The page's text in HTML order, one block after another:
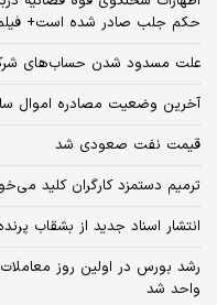
حکم جلب صادر شده است+
علت مسدود شدن حساب‌های
آخرین وضعیت مصادره اموال
قیمت نفت صعودی شد
ترمیم دستمزد کارگران کلید
انتشار اسناد جدید از بشقاب
واحد شد